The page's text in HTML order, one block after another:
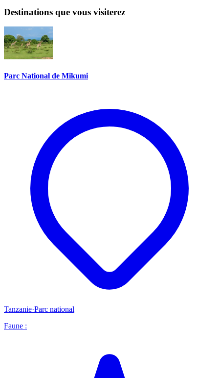
Destinations que vous visiterez
Parc National de Mikumi
Tanzanie·Parc national
Faune :